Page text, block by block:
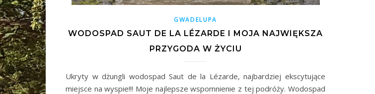
GWADELUPA
WODOSPAD SAUT DE LA LÉZARDE I MOJA NAJWIĘKSZA
PRZYGODA W ŻYCIU
Ukryty w dżungli wodospad Saut de la Lézarde, najbardziej ekscytujące
miejsce na wyspie!!! Moje najlepsze wspomnienie z tej podróży. Wodospad